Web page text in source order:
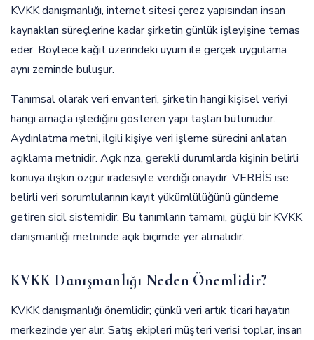
KVKK danışmanlığı, internet sitesi çerez yapısından insan
kaynakları süreçlerine kadar şirketin günlük işleyişine temas
eder. Böylece kağıt üzerindeki uyum ile gerçek uygulama
aynı zeminde buluşur.
Tanımsal olarak veri envanteri, şirketin hangi kişisel veriyi
hangi amaçla işlediğini gösteren yapı taşları bütünüdür.
Aydınlatma metni, ilgili kişiye veri işleme sürecini anlatan
açıklama metnidir. Açık rıza, gerekli durumlarda kişinin belirli
konuya ilişkin özgür iradesiyle verdiği onaydır. VERBİS ise
belirli veri sorumlularının kayıt yükümlülüğünü gündeme
getiren sicil sistemidir. Bu tanımların tamamı, güçlü bir KVKK
danışmanlığı metninde açık biçimde yer almalıdır.
KVKK Danışmanlığı Neden Önemlidir?
KVKK danışmanlığı önemlidir; çünkü veri artık ticari hayatın
merkezinde yer alır. Satış ekipleri müşteri verisi toplar, insan